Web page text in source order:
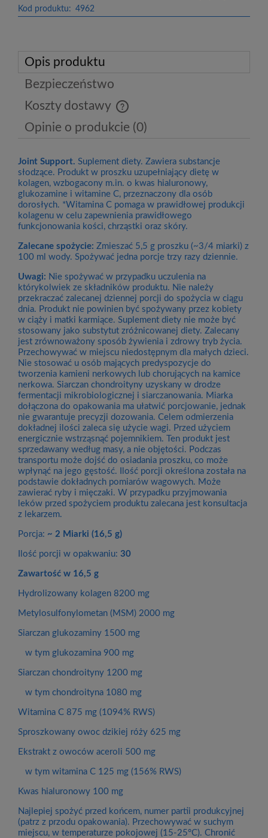
Kod produktu: 4962
Opis produktu
Bezpieczeństwo
Koszty dostawy
Cena nie zawiera ewentualnych kosztów płatności
Opinie o produkcie (0)
Joint Support. Suplement diety. Zawiera substancje
słodzące. Produkt w proszku uzupełniający dietę w
kolagen, wzbogacony m.in. o kwas hialuronowy,
glukozamine i witamine C, przeznaczony dla osób
dorosłych. *Witamina C pomaga w prawidłowej produkcji
kolagenu w celu zapewnienia prawidłowego
funkcjonowania kości, chrząstki oraz skóry.
Zalecane spożycie: Zmieszać 5,5 g proszku (~3/4 miarki) z
100 ml wody. Spożywać jedna porcje trzy razy dziennie.
Uwagi: Nie spożywać w przypadku uczulenia na
którykolwiek ze składników produktu. Nie należy
przekraczać zalecanej dziennej porcji do spożycia w ciągu
dnia. Produkt nie powinien być spożywany przez kobiety
w ciąży i matki karmiące. Suplement diety nie może być
stosowany jako substytut zróżnicowanej diety. Zalecany
jest zrównoważony sposób żywienia i zdrowy tryb życia.
Przechowywać w miejscu niedostępnym dla małych dzieci.
Nie stosować u osób mających predyspozycje do
tworzenia kamieni nerkowych lub chorujących na kamice
nerkowa. Siarczan chondroityny uzyskany w drodze
fermentacji mikrobiologicznej i siarczanowania. Miarka
dołączona do opakowania ma ułatwić porcjowanie, jednak
nie gwarantuje precyzji dozowania. Celem odmierzenia
dokładnej ilości zaleca się użycie wagi. Przed użyciem
energicznie wstrząsnąć pojemnikiem. Ten produkt jest
sprzedawany według masy, a nie objętości. Podczas
transportu może dojść do osiadania proszku, co może
wpłynąć na jego gęstość. Ilość porcji określona została na
podstawie dokładnych pomiarów wagowych. Może
zawierać ryby i mięczaki. W przypadku przyjmowania
leków przed spożyciem produktu zalecana jest konsultacja
z lekarzem.
Porcja: ~ 2 Miarki (16,5 g)
Ilość porcji w opakwaniu: 30
Zawartość w 16,5 g
Hydrolizowany kolagen 8200 mg
Metylosulfonylometan (MSM) 2000 mg
Siarczan glukozaminy 1500 mg
w tym glukozamina 900 mg
Siarczan chondroityny 1200 mg
w tym chondroityna 1080 mg
Witamina C 875 mg (1094% RWS)
Sproszkowany owoc dzikiej róży 625 mg
Ekstrakt z owoców aceroli 500 mg
w tym witamina C 125 mg (156% RWS)
Kwas hialuronowy 100 mg
Najlepiej spożyć przed końcem, numer partii produkcyjnej
(patrz z przodu opakowania). Przechowywać w suchym
miejscu, w temperaturze pokojowej (15-25°C). Chronić